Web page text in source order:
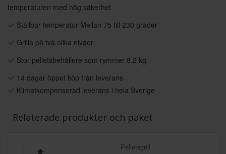
temperaturen med hög säkerhet
Ställbar temperatur Mellan 75 till 230 grader
Grilla på två olika nivåer
Stor pelletsbehållere som rymmer 8.2 kg
14 dagar öppet köp från leverans
Klimatkompenserad leverans i hela Sverige
Relaterade produkter och paket
Pelletsgrill